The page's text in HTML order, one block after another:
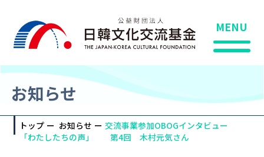
MENU
お知らせ
トップ お知らせ
交流事業参加OBOGインタビュー
「わたしたちの声」 第4回 木村元気さん